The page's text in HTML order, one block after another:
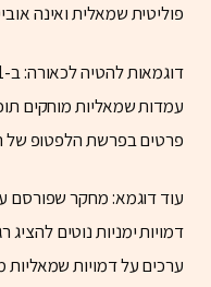
פוליטית שמאלית ואינה
עמדות שמאליות מוחקים
פרטים בפרשת הלפטופ של
עוד דוגמא: מחקר שפורסם
דמויות ימניות נוטים
ערכים על דמויות שמאליות